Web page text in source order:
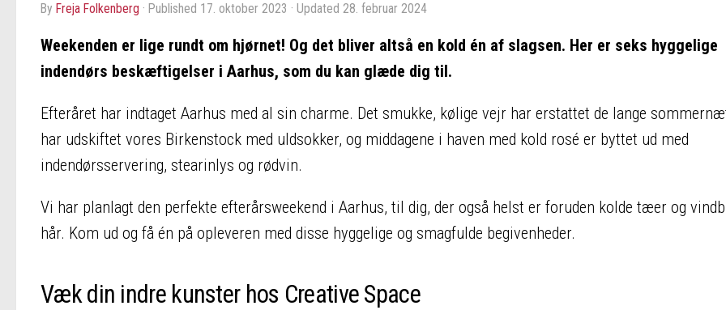
by Freja Folkenberg · Published 17. oktober 2023 · Updated 28. februar 2024
Weekenden er lige rundt om hjørnet! Og det bliver altså en kold én af slagsen. Her er seks hyggelige
indendørs beskæftigelser i Aarhus, som du kan glæde dig til.
Efteråret har indtaget Aarhus med al sin charme. Det smukke, kølige vejr har erstattet de lange
har udskiftet vores Birkenstock med uldsokker, og middagene i haven med kold rosé er byttet ud med
indendørsservering, stearinlys og rødvin.
Vi har planlagt den perfekte efterårsweekend i Aarhus, til dig, der også helst er foruden kolde tæer og
hår. Kom ud og få én på opleveren med disse hyggelige og smagfulde begivenheder.
Væk din indre kunster hos Creative Space